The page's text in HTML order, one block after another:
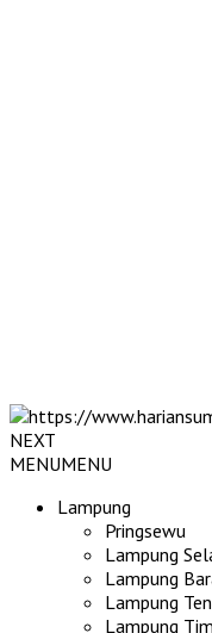
NEXT
MENUMENU
Lampung
Pringsewu
Lampung
Lampung
Lampung
Lampung